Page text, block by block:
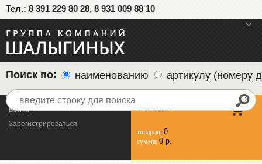
Тел.: 8 391 229 80 28, 8 931 009 88 10
Войти
Зарегистрироваться
КОРЗИНА
товаров: 0
сумма: 0 р.
Поиск по: наименованию артикулу (номеру